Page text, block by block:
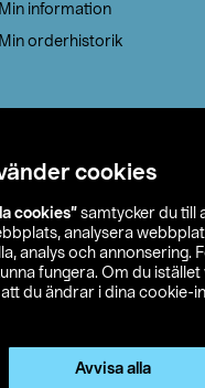
cookies
cookies” samtycker du till
analysera
analys och
fungera. Om du
du ändrar i dina cookie-
Avvisa alla
Min information
Min orderhistorik